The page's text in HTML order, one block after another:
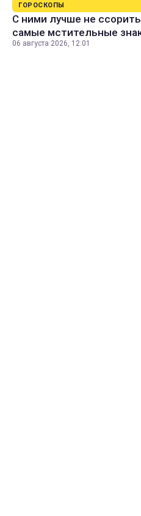
ГОРОСКОПЫ
С ними лучше не
самые мстительные
06 августа 2026, 12:01